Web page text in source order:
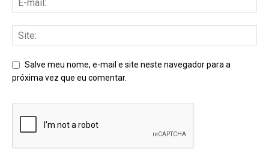
Salve meu nome, e-mail e site neste navegador para a
próxima vez que eu comentar.